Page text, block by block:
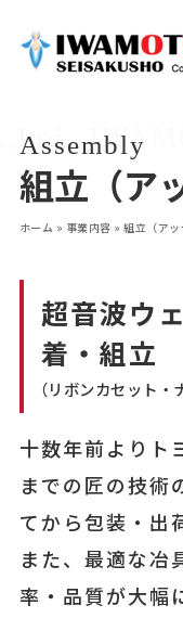
Assembly
組立（ア
ホーム » 事業内容 »組立（ア
超音波ウ
着・組立
（リボンカセット・
十数年前よりト
までの匠の技術
てから包装・出
また、最適な冶
率・品質が大幅